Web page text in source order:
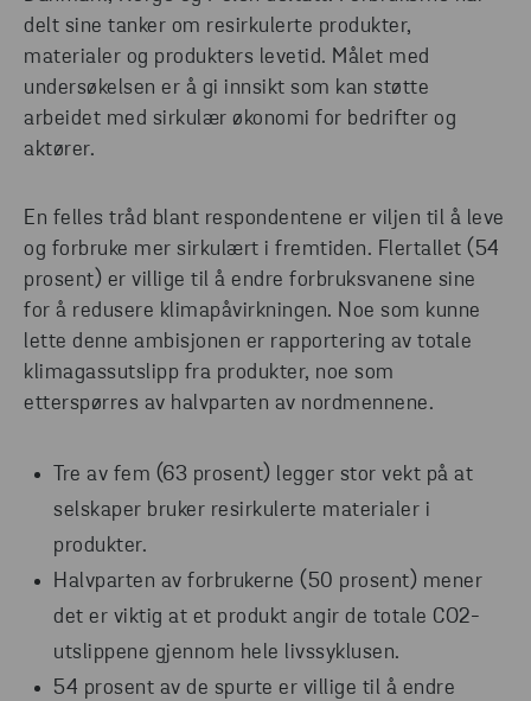
delt sine tanker om resirkulerte produkter,
materialer og produkters levetid. Målet med
undersøkelsen er å gi innsikt som kan støtte
arbeidet med sirkulær økonomi for bedrifter og
aktører.
En felles tråd blant respondentene er viljen til å leve
og forbruke mer sirkulært i fremtiden. Flertallet (54
prosent) er villige til å endre forbruksvanene sine
for å redusere klimapåvirkningen. Noe som kunne
lette denne ambisjonen er rapportering av totale
klimagassutslipp fra produkter, noe som
etterspørres av halvparten av nordmennene.
Tre av fem (63 prosent) legger stor vekt på at
selskaper bruker resirkulerte materialer i
produkter.
Halvparten av forbrukerne (50 prosent) mener
det er viktig at et produkt angir de totale CO2-
utslippene gjennom hele livssyklusen.
54 prosent av de spurte er villige til å endre